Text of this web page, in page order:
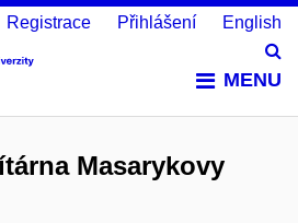
MENU
Registrace Přihlášení English
Masarykovy